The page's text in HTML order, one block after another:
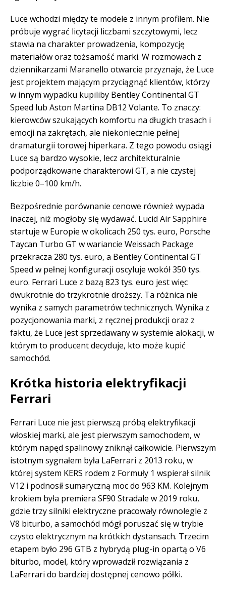
Luce wchodzi między te modele z innym profilem. Nie
próbuje wygrać licytacji liczbami szczytowymi, lecz
stawia na charakter prowadzenia, kompozycję
materiałów oraz tożsamość marki. W rozmowach z
dziennikarzami Maranello otwarcie przyznaje, że Luce
jest projektem mającym przyciągnąć klientów, którzy
w innym wypadku kupiliby Bentley Continental GT
Speed lub Aston Martina DB12 Volante. To znaczy:
kierowców szukających komfortu na długich trasach i
emocji na zakrętach, ale niekoniecznie pełnej
dramaturgii torowej hiperkara. Z tego powodu osiągi
Luce są bardzo wysokie, lecz architekturalnie
podporządkowane charakterowi GT, a nie czystej
liczbie 0–100 km/h.
Bezpośrednie porównanie cenowe również wypada
inaczej, niż mogłoby się wydawać. Lucid Air Sapphire
startuje w Europie w okolicach 250 tys. euro, Porsche
Taycan Turbo GT w wariancie Weissach Package
przekracza 280 tys. euro, a Bentley Continental GT
Speed w pełnej konfiguracji oscyluje wokół 350 tys.
euro. Ferrari Luce z bazą 823 tys. euro jest więc
dwukrotnie do trzykrotnie droższy. Ta różnica nie
wynika z samych parametrów technicznych. Wynika z
pozycjonowania marki, z ręcznej produkcji oraz z
faktu, że Luce jest sprzedawany w systemie alokacji, w
którym to producent decyduje, kto może kupić
samochód.
Krótka historia elektryfikacji
Ferrari
Ferrari Luce nie jest pierwszą próbą elektryfikacji
włoskiej marki, ale jest pierwszym samochodem, w
którym napęd spalinowy zniknął całkowicie. Pierwszym
istotnym sygnałem była LaFerrari z 2013 roku, w
której system KERS rodem z Formuły 1 wspierał silnik
V12 i podnosił sumaryczną moc do 963 KM. Kolejnym
krokiem była premiera SF90 Stradale w 2019 roku,
gdzie trzy silniki elektryczne pracowały równolegle z
V8 biturbo, a samochód mógł poruszać się w trybie
czysto elektrycznym na krótkich dystansach. Trzecim
etapem było 296 GTB z hybrydą plug-in opartą o V6
biturbo, model, który wprowadził rozwiązania z
LaFerrari do bardziej dostępnej cenowo półki.